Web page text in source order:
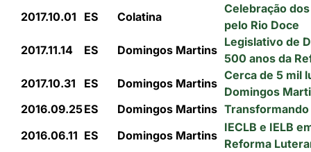
2017.10.01
ES Colatina
Celebração
pelo Rio Doce
2017.11.14
ES Domingos Martins
Legislativo de
500 anos da
2017.10.31
ES Domingos Martins
Cerca de 5 mil
Domingos
2016.09.25ES Domingos Martins
2016.06.11 ES Domingos Martins
IECLB e IELB
Reforma